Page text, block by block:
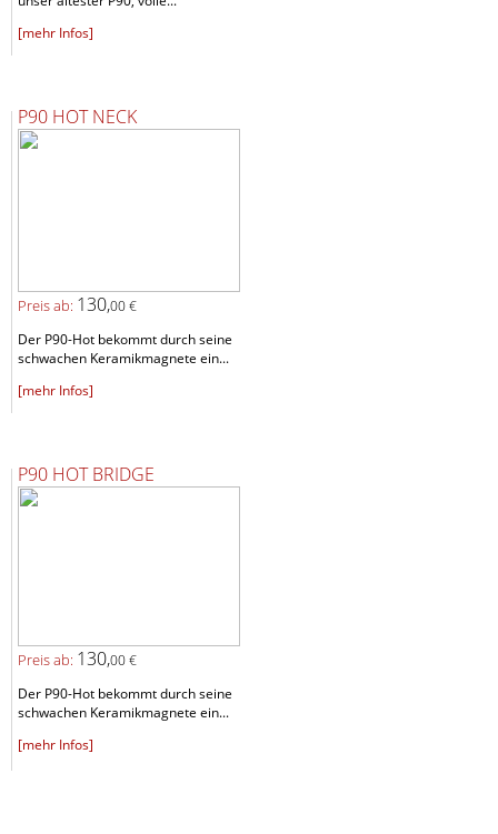
[mehr Infos]
P90 HOT NECK
Preis ab: 130,00 €
Der P90-Hot bekommt durch seine
schwachen Keramikmagnete ein...
[mehr Infos]
P90 HOT BRIDGE
Preis ab: 130,00 €
Der P90-Hot bekommt durch seine
schwachen Keramikmagnete ein...
[mehr Infos]